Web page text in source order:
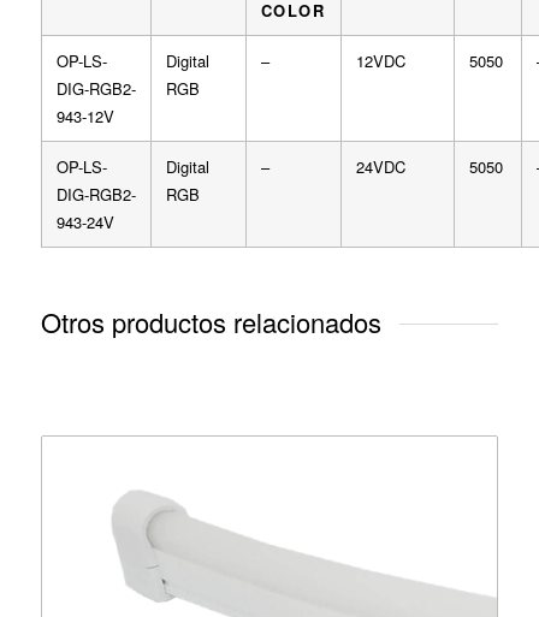
COLOR
OP-LS-
DIG-RGB2-
943-12V
Digital
RGB
– 12VDC 5050
OP-LS-
DIG-RGB2-
943-24V
Digital
RGB
– 24VDC 5050
Otros productos relacionados